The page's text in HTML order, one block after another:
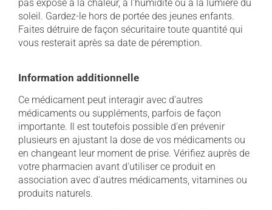
pas exposé à la chaleur, à l'humidité ou à la lumière du
soleil. Gardez-le hors de portée des jeunes enfants.
Faites détruire de façon sécuritaire toute quantité qui
vous resterait après sa date de péremption.
Information additionnelle
Ce médicament peut interagir avec d'autres
médicaments ou suppléments, parfois de façon
importante. Il est toutefois possible d'en prévenir
plusieurs en ajustant la dose de vos médicaments ou
en changeant leur moment de prise. Vérifiez auprès de
votre pharmacien avant d'utiliser ce produit en
association avec d'autres médicaments, vitamines ou
produits naturels.